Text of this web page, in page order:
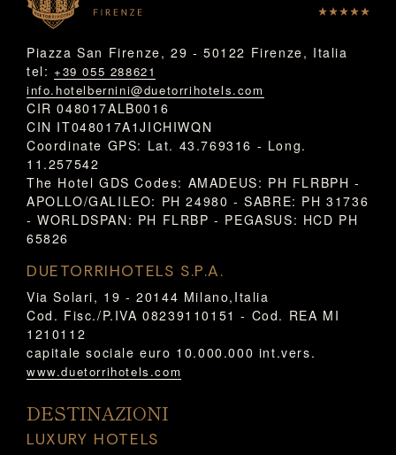
Piazza San Firenze, 29 - 50122 Firenze, Italia
tel: +39 055 288621
info.hotelbernini@duetorrihotels.com
CIR 048017ALB0016
CIN IT048017A1JICHIWQN
Coordinate GPS: Lat. 43.769316 - Long.
11.257542
The Hotel GDS Codes: AMADEUS: PH FLRBPH -
APOLLO/GALILEO: PH 24980 - SABRE: PH 31736
- WORLDSPAN: PH FLRBP - PEGASUS: HCD PH
65826
DUETORRIHOTELS S.P.A.
Via Solari, 19 - 20144 Milano,Italia
Cod. Fisc./P.IVA 08239110151 - Cod. REA MI
1210112
capitale sociale euro 10.000.000 int.vers.
www.duetorrihotels.com
DESTINAZIONI
LUXURY HOTELS